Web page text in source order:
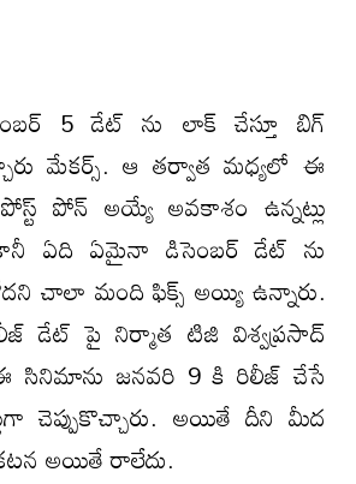
5 డేట్ ను లాక్ చేస్తూ బిగ్
మేకర్స్. ఆ తర్వాత మధ్యలో ఈ
పోన్ అయ్యే అవకాశం ఉన్నట్లు
ఏది ఏమైనా డిసెంబర్ డేట్ ను
చాలా మంది ఫిక్స్ అయ్యి ఉన్నారు.
డేట్ పై నిర్మాత టిజి విశ్వప్రసాద్
సినిమాను జనవరి 9 కి రిలీజ్ చేసే
చెప్పుకొచ్చారు. అయితే దీని మీద
అయితే రాలేదు.